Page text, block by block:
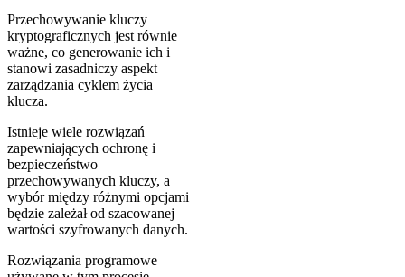
Przechowywanie kluczy
kryptograficznych jest równie
ważne, co generowanie ich i
stanowi zasadniczy aspekt
zarządzania cyklem życia
klucza.
Istnieje wiele rozwiązań
zapewniających ochronę i
bezpieczeństwo
przechowywanych kluczy, a
wybór między różnymi opcjami
będzie zależał od szacowanej
wartości szyfrowanych danych.
Rozwiązania programowe